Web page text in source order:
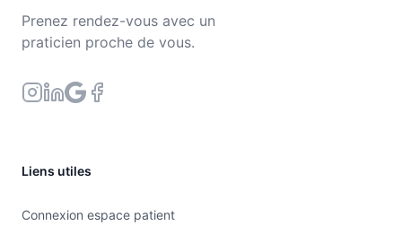
Prenez rendez-vous avec un
praticien proche de vous.
Liens utiles
Connexion espace patient